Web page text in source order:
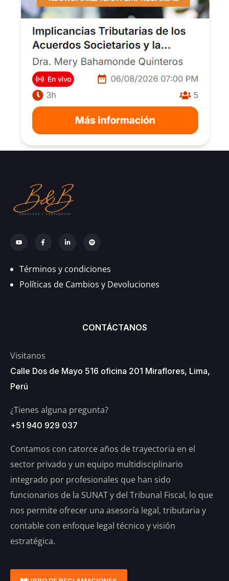
Términos y condiciones
Políticas de Cambios y Devoluciones
CONTÁCTANOS
Visitanos
Calle Dos de Mayo 516 oficina 201 Miraflores, Lima,
Perú
¿Tienes alguna pregunta?
+51 940 929 037
Contamos con catorce años de trayectoria en el
sector privado y un equipo multidisciplinario
integrado por profesionales que han sido
funcionarios de la SUNAT y del Tribunal Fiscal, lo que
nos permite ofrecer una asesoría legal, tributaria y
contable con enfoque legal técnico y visión
estratégica.